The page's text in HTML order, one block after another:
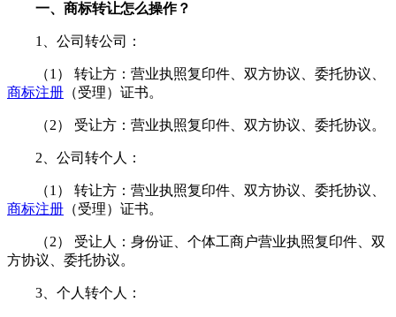
一、商标转让怎么操作？
1、公司转公司：
（1） 转让方：营业执照复印件、双方协议、委托协议、
商标注册 （受理）证书。
（2） 受让方：营业执照复印件、双方协议、委托协议。
2、公司转个人：
（1） 转让方：营业执照复印件、双方协议、委托协议、
商标注册 （受理）证书。
（2） 受让人：身份证、个体工商户营业执照复印件、双
方协议、委托协议。
3、个人转个人：